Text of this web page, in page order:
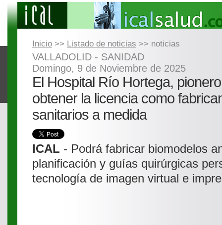
Inicio >> Listado de noticias >> noticias
VALLADOLID - SANIDAD
Domingo, 9 de Noviembre de 2025
El Hospital Río Hortega,
obtener la licencia como
sanitarios a medida
ICAL - Podrá fabricar biomodelos
planificación y guías quirúrgicas
tecnología de imagen virtual e